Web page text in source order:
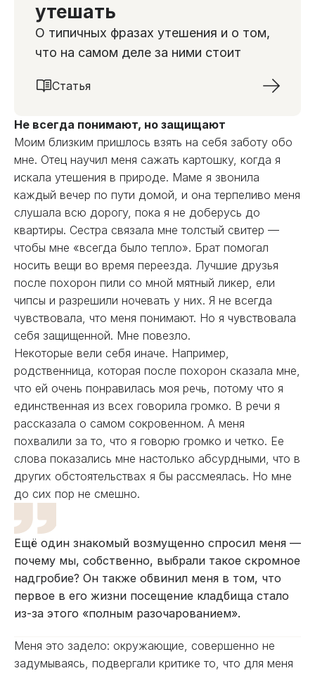
утешать
О типичных фразах утешения и о том,
что на самом деле за ними стоит
Статья
Не всегда понимают, но защищают
Моим близким пришлось взять на себя заботу обо
мне. Отец научил меня сажать картошку, когда я
искала утешения в природе. Маме я звонила
каждый вечер по пути домой, и она терпеливо меня
слушала всю дорогу, пока я не доберусь до
квартиры. Сестра связала мне толстый свитер —
чтобы мне «всегда было тепло». Брат помогал
носить вещи во время переезда. Лучшие друзья
после похорон пили со мной мятный ликер, ели
чипсы и разрешили ночевать у них. Я не всегда
чувствовала, что меня понимают. Но я чувствовала
себя защищенной. Мне повезло.
Некоторые вели себя иначе. Например,
родственница, которая после похорон сказала мне,
что ей очень понравилась моя речь, потому что я
единственная из всех говорила громко. В речи я
рассказала о самом сокровенном. А меня
похвалили за то, что я говорю громко и четко. Ее
слова показались мне настолько абсурдными, что в
других обстоятельствах я бы рассмеялась. Но мне
до сих пор не смешно.
Ещё один знакомый возмущенно спросил меня —
почему мы, собственно, выбрали такое скромное
надгробие? Он также обвинил меня в том, что
первое в его жизни посещение кладбища стало
из-за этого «полным разочарованием».
Меня это задело: окружающие, совершенно не
задумываясь, подвергали критике то, что для меня